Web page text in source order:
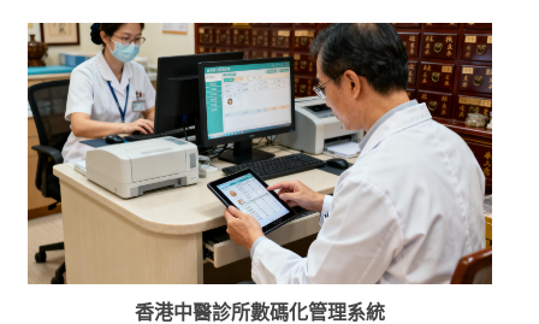
香港中醫診所數碼化管理系統